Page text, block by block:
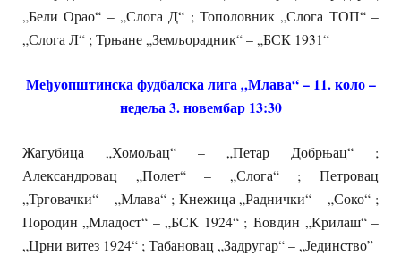
„Бели Орао“ – „Слога Д“ ; Тополовник „Слога ТОП“ –
„Слога Л“ ; Трњане „Земљорадник“ – „БСК 1931“
Међуопштинска фудбалска лига „Млава“ – 11. коло –
недеља 3. новембар 13:30
Жагубица „Хомољац“ – „Петар Добрњац“ ;
Александровац „Полет“ – „Слога“ ; Петровац
„Трговачки“ – „Млава“ ; Кнежица „Раднички“ – „Соко“ ;
Породин „Младост“ – „БСК 1924“ ; Ћовдин „Крилаш“ –
„Црни витез 1924“ ; Табановац „Задругар“ – „Јединство”